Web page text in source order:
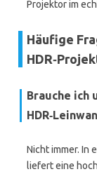
Projektor im
Häufige
Brauche ich
Nicht immer. In
liefert eine